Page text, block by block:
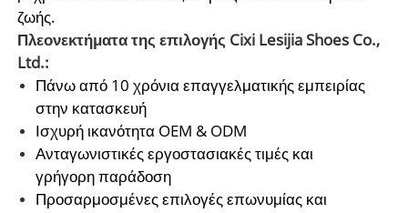
ζωής.
Πλεονεκτήματα της επιλογής Cixi Lesijia Shoes Co.,
Ltd.:
Πάνω από 10 χρόνια επαγγελματικής εμπειρίας
στην κατασκευή
Ισχυρή ικανότητα OEM & ODM
Ανταγωνιστικές εργοστασιακές τιμές και
γρήγορη παράδοση
Προσαρμοσμένες επιλογές επωνυμίας και